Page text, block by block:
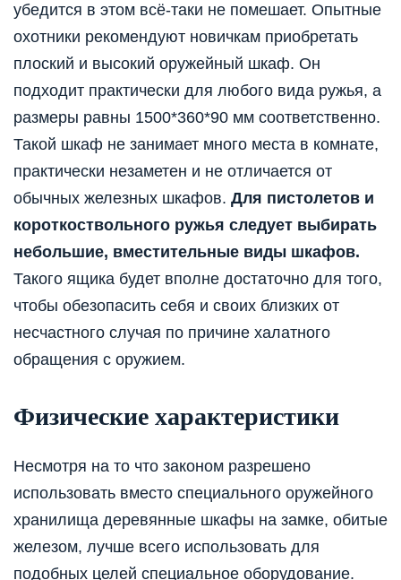
убедится в этом всё-таки не помешает. Опытные
охотники рекомендуют новичкам приобретать
плоский и высокий оружейный шкаф. Он
подходит практически для любого вида ружья, а
размеры равны 1500*360*90 мм соответственно.
Такой шкаф не занимает много места в комнате,
практически незаметен и не отличается от
обычных железных шкафов. Для пистолетов и
короткоствольного ружья следует выбирать
небольшие, вместительные виды шкафов.
Такого ящика будет вполне достаточно для того,
чтобы обезопасить себя и своих близких от
несчастного случая по причине халатного
обращения с оружием.
Физические характеристики
Несмотря на то что законом разрешено
использовать вместо специального оружейного
хранилища деревянные шкафы на замке, обитые
железом, лучше всего использовать для
подобных целей специальное оборудование.